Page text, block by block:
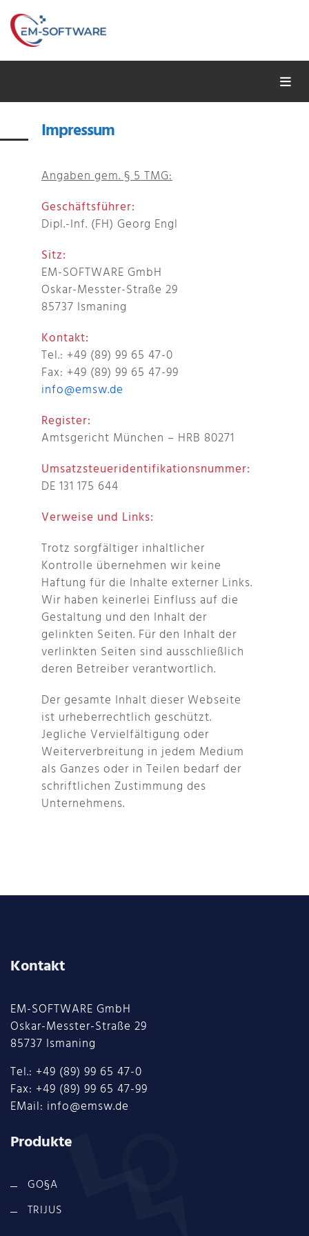
Impressum
Angaben gem. § 5 TMG:
Geschäftsführer:
Dipl.-Inf. (FH) Georg Engl
Sitz:
EM-SOFTWARE GmbH
Oskar-Messter-Straße 29
85737 Ismaning
Kontakt:
Tel.: +49 (89) 99 65 47-0
Fax: +49 (89) 99 65 47-99
info@emsw.de
Register:
Amtsgericht München – HRB 80271
Umsatzsteueridentifikationsnummer:
DE 131 175 644
Verweise und Links:
Trotz sorgfältiger inhaltlicher
Kontrolle übernehmen wir keine
Haftung für die Inhalte externer Links.
Wir haben keinerlei Einfluss auf die
Gestaltung und den Inhalt der
gelinkten Seiten. Für den Inhalt der
verlinkten Seiten sind ausschließlich
deren Betreiber verantwortlich.
Der gesamte Inhalt dieser Webseite
ist urheberrechtlich geschützt.
Jegliche Vervielfältigung oder
Weiterverbreitung in jedem Medium
als Ganzes oder in Teilen bedarf der
schriftlichen Zustimmung des
Unternehmens.
Kontakt
EM-SOFTWARE GmbH
Oskar-Messter-Straße 29
85737 Ismaning
Tel.: +49 (89) 99 65 47-0
Fax: +49 (89) 99 65 47-99
EMail: info@emsw.de
Produkte
GO§A
TRIJUS